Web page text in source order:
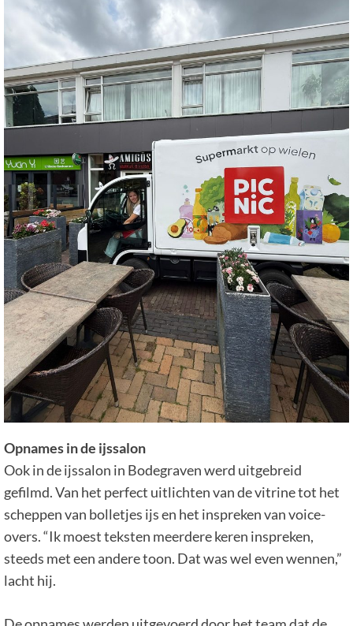
Opnames in de ijssalon
Ook in de ijssalon in Bodegraven werd uitgebreid
gefilmd. Van het perfect uitlichten van de vitrine tot het
scheppen van bolletjes ijs en het inspreken van voice-
overs. “Ik moest teksten meerdere keren inspreken,
steeds met een andere toon. Dat was wel even wennen,”
lacht hij.